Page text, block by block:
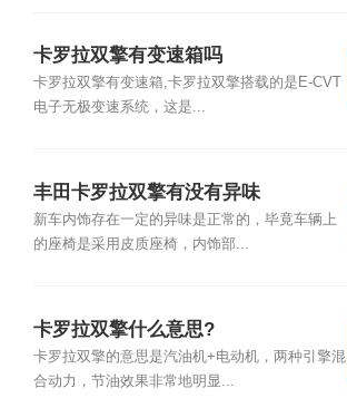
卡罗拉双擎有变速箱吗
卡罗拉双擎有变速箱,卡罗拉双擎搭载的是E-CVT
电子无极变速系统，这是...
丰田卡罗拉双擎有没有异味
新车内饰存在一定的异味是正常的，毕竟车辆上
的座椅是采用皮质座椅，内饰部...
卡罗拉双擎什么意思?
卡罗拉双擎的意思是汽油机+电动机，两种引擎混
合动力，节油效果非常地明显...